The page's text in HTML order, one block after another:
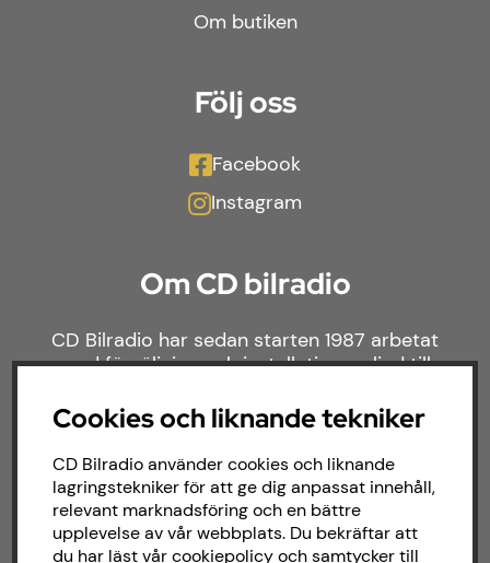
Om butiken
Följ oss
Facebook
Instagram
Om CD bilradio
CD Bilradio har sedan starten 1987 arbetat
med försäljning och installation av ljud till
brett sortiment av billjud till alla typer av
bilmärken och behov.
Cookies och liknande tekniker
CD Bilradio använder cookies och liknande
lagringstekniker för att ge dig anpassat innehåll,
relevant marknadsföring och en bättre
upplevelse av vår webbplats. Du bekräftar att
du har läst vår cookiepolicy och samtycker till